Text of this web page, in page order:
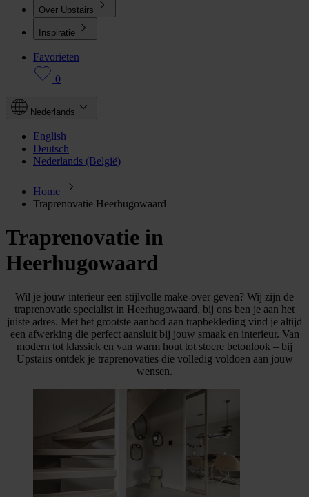
Over Upstairs
Inspiratie
Favorieten
0
Nederlands
English
Deutsch
Nederlands (België)
Home
Traprenovatie Heerhugowaard
Traprenovatie in
Heerhugowaard
Wil je jouw interieur een stijlvolle make-over geven? Wij zijn de
traprenovatie specialist in Heerhugowaard, bij ons ben je aan het
juiste adres. Met het grootste aanbod aan trapbekleding vind je altijd
een afwerking die perfect aansluit bij jouw smaak en interieur. Van
modern tot klassiek en van warm hout tot stoere betonlook – bij
Upstairs ontdek je traprenovaties die volledig voldoen aan jouw
wensen.